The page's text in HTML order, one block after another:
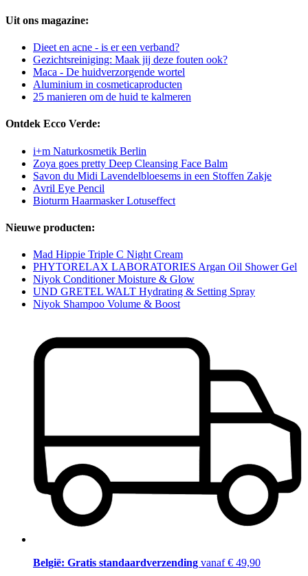
Uit ons magazine:
Dieet en acne - is er een verband?
Gezichtsreiniging: Maak jij deze fouten ook?
Maca - De huidverzorgende wortel
Aluminium in cosmeticaproducten
25 manieren om de huid te kalmeren
Ontdek Ecco Verde:
i+m Naturkosmetik Berlin
Zoya goes pretty Deep Cleansing Face Balm
Savon du Midi Lavendelbloesems in een Stoffen Zakje
Avril Eye Pencil
Bioturm Haarmasker Lotuseffect
Nieuwe producten:
Mad Hippie Triple C Night Cream
PHYTORELAX LABORATORIES Argan Oil Shower Gel
Niyok Conditioner Moisture & Glow
UND GRETEL WALT Hydrating & Setting Spray
Niyok Shampoo Volume & Boost
België: Gratis standaardverzending vanaf € 49,90